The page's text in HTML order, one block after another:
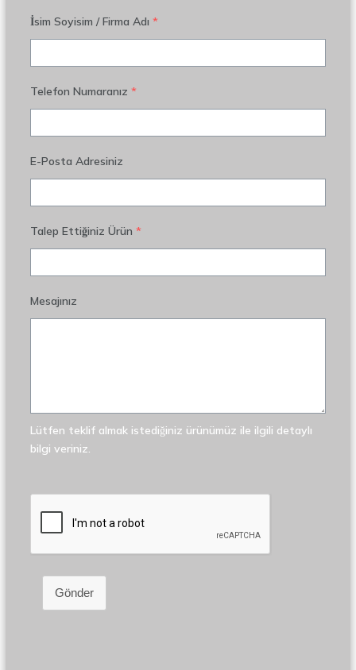
İsim Soyisim / Firma Adı *
Telefon Numaranız *
E-Posta Adresiniz
Talep Ettiğiniz Ürün *
Mesajınız
Lütfen teklif almak istediğiniz ürünümüz ile ilgili detaylı
bilgi veriniz.
Gönder